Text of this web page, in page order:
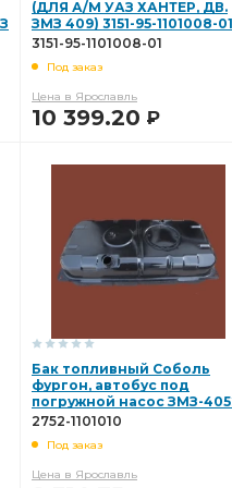
дв. УАЗ
дв. Евро-3 "ПС"
511 513 дв.
Волга ГАЗель
дв. "Двойной
воздушного фильтра
(ДЛЯ А/М УАЗ ХАНТЕР, ДВ.
ЗМЗ 409) 3151-95-1101008-01
3151-95-1101008-01
Под заказ
Цена в Ярославль
10 399.20 Р
В КОРЗИНУ
Бак топливный Соболь
фургон, автобус под
погружной насос ЗМЗ-
40524 2752-1101010
2752-1101010
Под заказ
Цена в Ярославль